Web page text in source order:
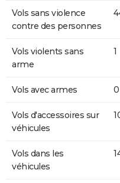
Vols sans violence
contre des personnes
Vols violents sans
arme
1
Vols avec armes 0
Vols d'accessoires sur
véhicules
Vols dans les
véhicules